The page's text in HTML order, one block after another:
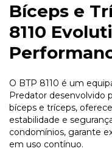
Bíceps e
8110
O BTP 8110 é um
Predator desenvolvido
bíceps e tríceps,
estabilidade e
condomínios, garante
em uso contínuo.